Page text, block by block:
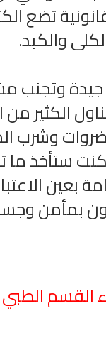
تضع
والكبد.
جيدة وتجنب
الكثير
وشرب
ستأخذ
بعين
بمأمن
القسم